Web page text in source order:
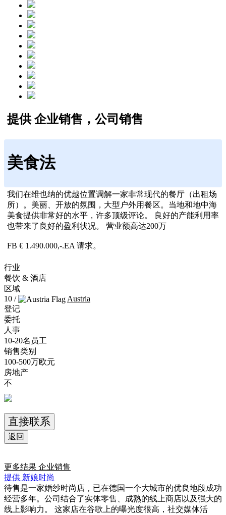
提供 企业销售，公司销售
美食法
我们在维也纳的优越位置调解一家非常现代的餐厅（出租场
所）。美丽、开放的氛围，大型户外用餐区。当地和地中海
美食提供非常好的水平，许多顶级评论。 良好的产能利用率
也带来了良好的盈利状况。 营业额高达200万
FB € 1.490.000,-.EA 请求。
行业
餐饮 & 酒店
区域
10 /
Austria
登记
委托
人事
10-20名员工
销售类别
100-500万欧元
房地产
不
直接联系
返回
更多结果 企业销售
提供 新娘时尚
待售是一家婚纱时尚店，已在德国一个大城市的优良地段成功
经营多年。公司结合了实体零售、成熟的线上商店以及强大的
线上影响力。 这家店在谷歌上的曝光度很高，社交媒体活